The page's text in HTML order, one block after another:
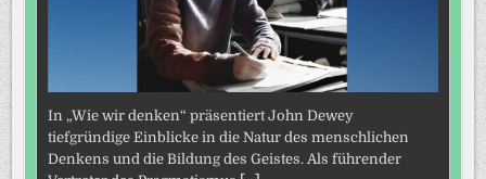
In „Wie wir denken“ präsentiert John Dewey
tiefgründige Einblicke in die Natur des menschlichen
Denkens und die Bildung des Geistes. Als führender